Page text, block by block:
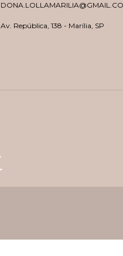
Av. República, 138 - Marília, SP